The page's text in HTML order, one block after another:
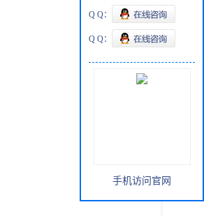
Q Q：
Q Q：
手机访问官网